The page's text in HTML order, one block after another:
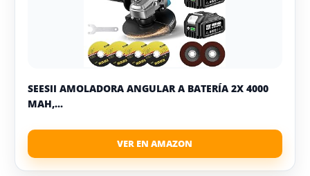
SEESII AMOLADORA ANGULAR A BATERÍA 2X 4000
MAH,...